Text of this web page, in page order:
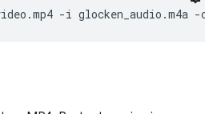
-i glocken_audio.m4a -